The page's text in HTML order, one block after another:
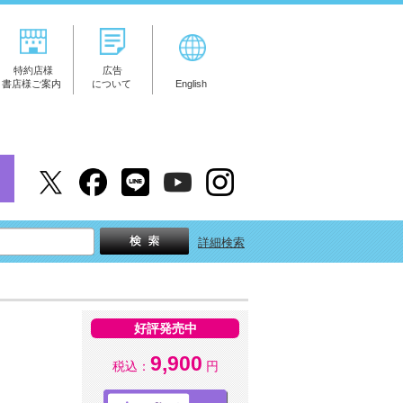
特約店様
書店様ご案内
広告
について
English
詳細検索
好評発売中
税込： 9,900 円